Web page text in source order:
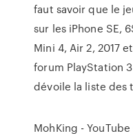
faut savoir que le
sur les iPhone SE,
Mini 4, Air 2, 2017
forum PlayStation
dévoile la liste des
MohKing - YouTube